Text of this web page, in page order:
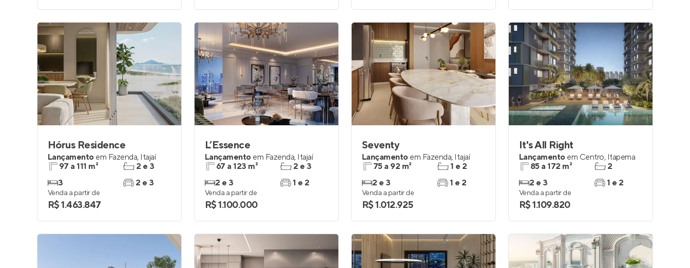
Hórus Residence
Lançamento em Fazenda, Itajaí
97 a 111 m²
3
2 e 3
2 e 3
Venda a partir de
R$ 1.463.847
L’Essence
Lançamento em Fazenda, Itajaí
67 a 123 m²
2 e 3
2 e 3
1 e 2
Venda a partir de
R$ 1.100.000
Seventy
Lançamento em Fazenda, Itajaí
75 a 92 m²
2 e 3
1 e 2
1 e 2
Venda a partir de
R$ 1.012.925
It's All Right
Lançamento em Centro, Itapema
85 a 172 m²
2 e 3
2
1 e 2
Venda a partir de
R$ 1.109.820